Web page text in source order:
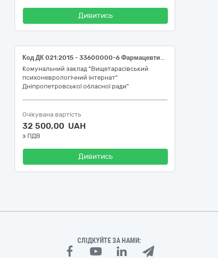
Дивитись
Код ДК 021:2015 - 33600000-6 Фармацевтична продукція (придбання ліків - МНН: Valproic acid, Etamsylate, Chlorpromazine, Zuclopenthixol)
Комунальний заклад "Вищетарасівський
психоневрологічний інтернат"
Дніпропетровської обласної ради"
Очікувана вартість
32 500,00 UAH
з ПДВ
Дивитись
СЛІДКУЙТЕ ЗА НАМИ: